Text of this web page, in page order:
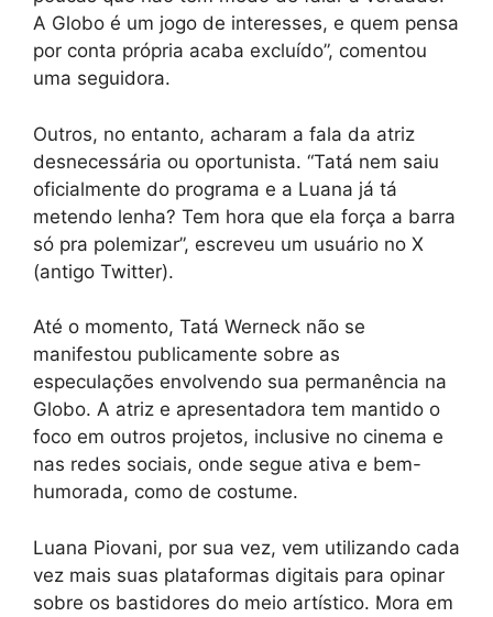
A Globo é um jogo de interesses, e quem pensa
por conta própria acaba excluído”, comentou
uma seguidora.
Outros, no entanto, acharam a fala da atriz
desnecessária ou oportunista. “Tatá nem saiu
oficialmente do programa e a Luana já tá
metendo lenha? Tem hora que ela força a barra
só pra polemizar”, escreveu um usuário no X
(antigo Twitter).
Até o momento, Tatá Werneck não se
manifestou publicamente sobre as
especulações envolvendo sua permanência na
Globo. A atriz e apresentadora tem mantido o
foco em outros projetos, inclusive no cinema e
nas redes sociais, onde segue ativa e bem-
humorada, como de costume.
Luana Piovani, por sua vez, vem utilizando cada
vez mais suas plataformas digitais para opinar
sobre os bastidores do meio artístico. Mora em